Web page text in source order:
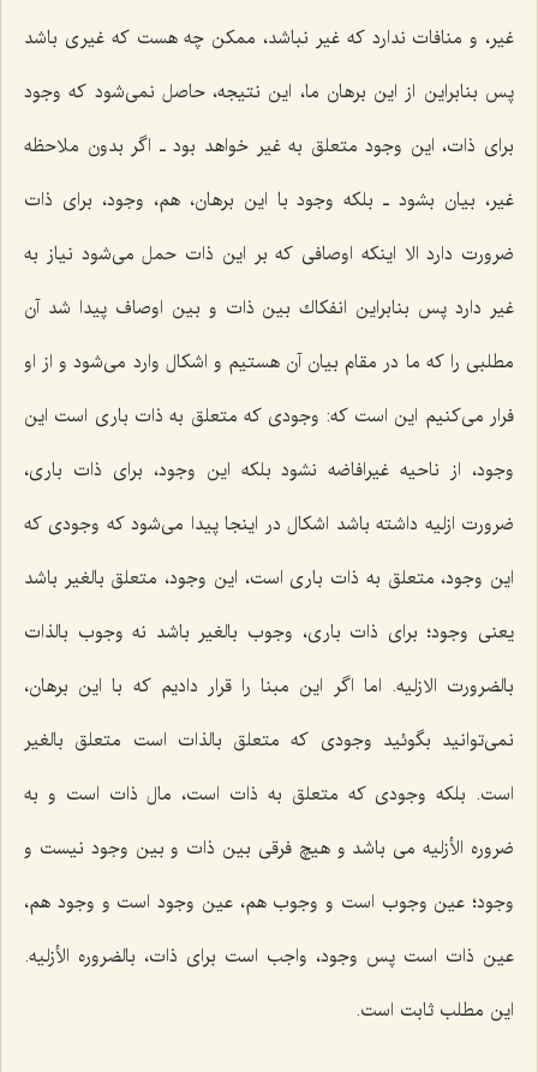
غیر، و منافات ندارد كه غیر نباشد، ممكن چه هست كه غیرى باشد
پس بنابراین از این برهان ما، این نتیجه، حاصل نمى‌شود كه وجود
براى ذات، این وجود متعلق به غیر خواهد بود ـ اگر بدون ملاحظه
غیر، بیان بشود ـ بلكه وجود با این برهان، هم، وجود، براى ذات
ضرورت دارد الا اینكه اوصافى كه بر این ذات حمل مى‌شود نیاز به
غیر دارد پس بنابراین انفكاك بین ذات و بین اوصاف پیدا شد آن
مطلبى را كه ما در مقام بیان آن هستیم و اشكال وارد مى‌شود و از او
فرار مى‌كنیم این است كه: وجودى كه متعلق به ذات بارى است این
وجود، از ناحیه غیرافاضه نشود بلكه این وجود، براى ذات بارى،
ضرورت ازلیه داشته باشد اشكال در اینجا پیدا مى‌شود كه وجودى كه
این وجود، متعلق به ذات بارى است، این وجود، متعلق بالغیر باشد
یعنى وجود؛ براى ذات بارى، وجوب بالغیر باشد نه وجوب بالذات
بالضرورت الازلیه. اما اگر این مبنا را قرار دادیم كه با این برهان،
نمى‌توانید بگوئید وجودى كه متعلق بالذات است متعلق بالغیر
است. بلكه وجودى كه متعلق به ذات است، مال ذات است و به
ضروره الأزلیه مى باشد و هیچ فرقى بین ذات و بین وجود نیست و
وجود؛ عین وجوب است و وجوب هم، عین وجود است و وجود هم،
عین ذات است پس وجود، واجب است براى ذات، بالضروره الأزلیه.
این مطلب ثابت است.